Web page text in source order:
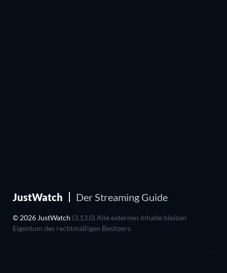
JustWatch Der Streaming Guide
© 2026 JustWatch (3.13.0) Alle externen Inhalte bleiben
Eigentum des rechtmäßigen Besitzers.